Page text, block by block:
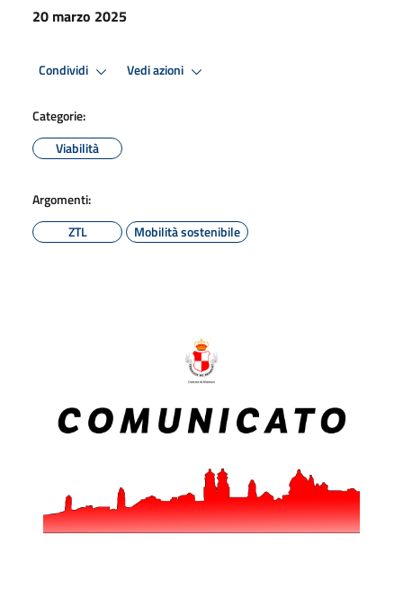
20 marzo 2025
Condividi Vedi azioni
Categorie:
Viabilità
Argomenti:
ZTL
Mobilità sostenibile